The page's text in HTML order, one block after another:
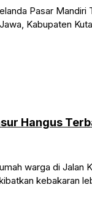
Pasar Mandiri
Kabupaten
Hangus
warga di Jalan
kebakaran